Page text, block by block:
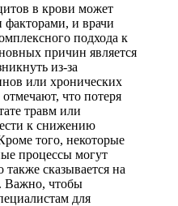
в крови может
и врачи
подхода к
причин является
из-за
или хронических
что потеря
травм или
к снижению
того, некоторые
процессы могут
также сказывается на
Важно, чтобы
для